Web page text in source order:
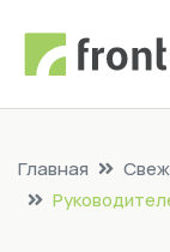
Главная